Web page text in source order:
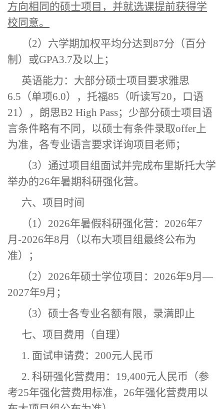
方向相同的硕士项目，并就选课提前获得学
校同意。
（2）六学期加权平均分达到87分（百分
制）或GPA3.7及以上；
英语能力：大部分硕士项目要求雅思
6.5（单项6.0），托福85（听读写20，口语
21），朗思B2 High Pass；少部分硕士项目语
言条件略有不同，以硕士有条件录取offer上
为准，各专业语言要求详询项目老师；
（3） 通过项目组面试并完成布里斯托大学
举办的26年暑期科研强化营。
六、项目时间
（1）2026年暑假科研强化营： 2026年7
月-2026年8月（以布大项目组最终公布为
准）
；
（2）2026年硕士学位项目： 2026年9月—
2027年9月 ；
（3）硕士各专业名额有限，录满即止
七、项目费用
（ 自理）
1. 面试申请费：200元人民币
2. 科研强化营费用 ： 19,400元人民币 （参
考25年强化营费用标准，26年强化营费用以